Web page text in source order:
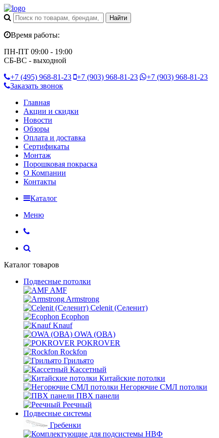
Время работы:
ПН-ПТ 09:00 - 19:00
СБ-ВС - выходной
+7 (495) 968-81-23 +7 (903) 968-81-23 +7 (903) 968-81-23
Заказать звонок
Главная
Акции и скидки
Новости
Обзоры
Оплата и доставка
Сертификаты
Монтаж
Порошковая покраска
О Компании
Контакты
Каталог
Меню
Каталог товаров
Подвесные потолки
AMF
Armstrong
Celenit (Селенит)
Ecophon
Knauf
OWA (ОВА)
POKROVER
Rockfon
Грильято
Кассетный
Китайские потолки
Негорючие СМЛ потолки
ПВХ панели
Реечный
Подвесные системы
Гребенки